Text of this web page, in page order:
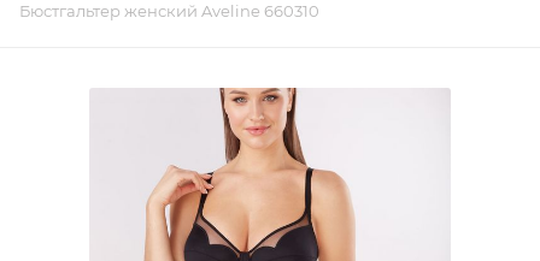
Бюстгальтер женский Aveline 660310